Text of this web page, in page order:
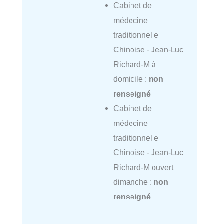
Cabinet de
médecine
traditionnelle
Chinoise - Jean-Luc
Richard-M à
domicile : non
renseigné
Cabinet de
médecine
traditionnelle
Chinoise - Jean-Luc
Richard-M ouvert
dimanche : non
renseigné